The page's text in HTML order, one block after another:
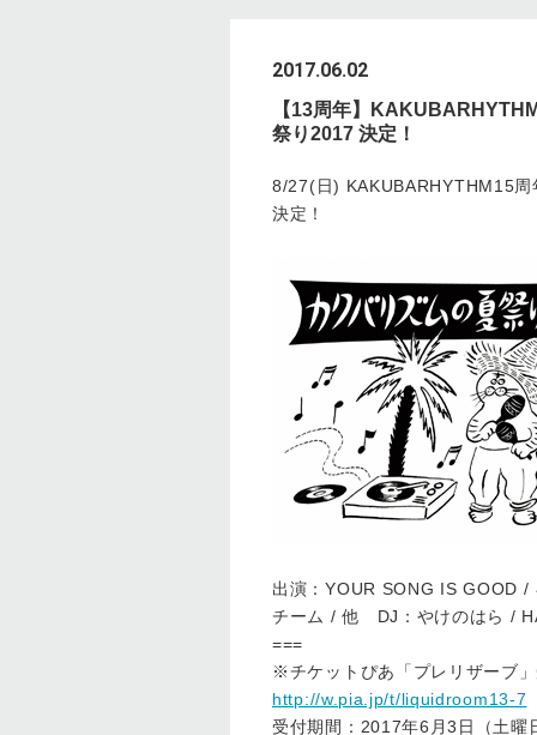
2017.06.02
【13周年】
祭り2017 決定！
8/27(日) KAKUBARHYTHM15
決定！
出演：YOUR SONG IS GOOD
チーム / 他 DJ：やけのはら /
===
※チケットぴあ「プレリザーブ
http://w.pia.jp/t/liquidroom13-7
受付期間：2017年6月3日（土